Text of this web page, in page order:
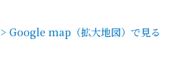
> Google map（拡大地図）で見る